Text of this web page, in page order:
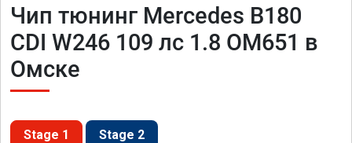
Чип тюнинг Mercedes B180
CDI W246 109 лс 1.8 OM651 в
Омске
Stage 1 Stage 2